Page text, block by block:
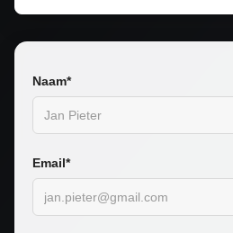
Naam*
Email*